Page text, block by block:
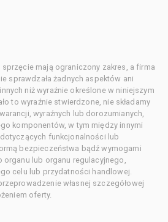
mają ograniczony zakres, a firma
sprawdzała żadnych aspektów ani
niż wyraźnie określone w niniejszym
to wyraźnie stwierdzone, nie składamy
wyraźnych lub dorozumianych,
komponentów, w tym między innymi
funkcjonalności lub
bezpieczeństwa bądź wymogami
lub organu regulacyjnego,
celu lub przydatności handlowej.
własnej szczegółowej
oferty.